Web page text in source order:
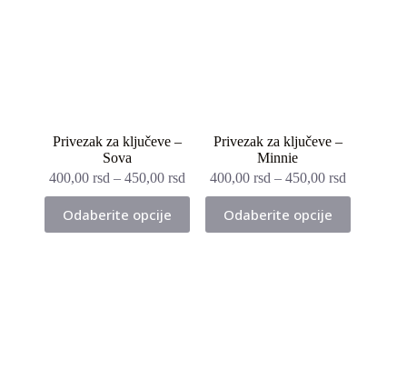
Privezak za ključeve –
Sova
400,00 rsd – 450,00 rsd
Odaberite opcije
proizvod
ima
Privezak za ključeve –
Minnie
400,00 rsd – 450,00 rsd
Odaberite opcije
proizvod
ima